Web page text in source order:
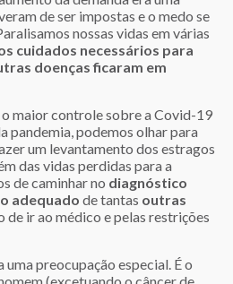
de ser impostas e o medo se
nossas vidas em várias
cuidados necessários para
doenças ficaram em
o maior controle sobre a Covid-19
pandemia, podemos olhar para
um levantamento dos estragos
das vidas perdidas para a
de caminhar no diagnóstico
adequado de tantas outras
de ir ao médico e pelas restrições
uma preocupação especial. É o